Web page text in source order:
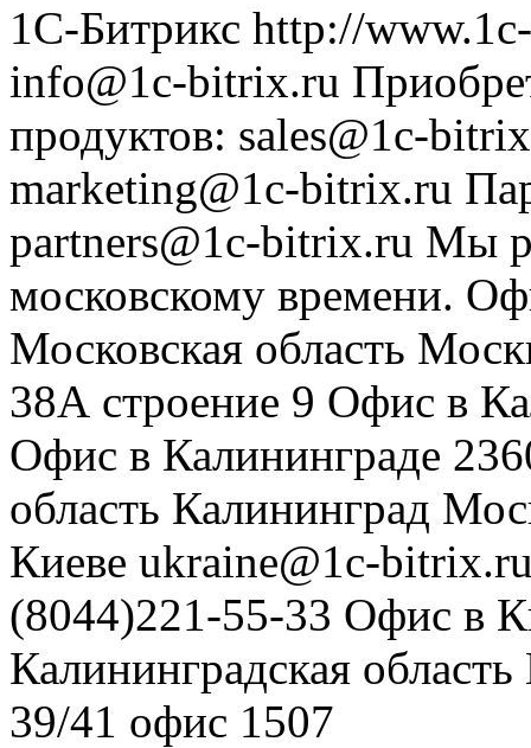
1С-Битрикс http://
info@1c-bitrix.ru
продуктов: sales@1c-
marketing@1c-bitrix.ru
partners@1c-bitrix.ru Мы
московскому времени.
Московская область
38А строение 9 Офис в
Офис в Калининграде
область Калининград
Киеве ukraine@1c-
(8044)221-55-33 Офис в
Калининградская область
39/41 офис 1507